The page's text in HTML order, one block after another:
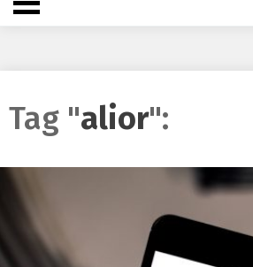
Tag "alior":